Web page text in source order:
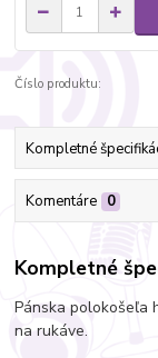
Číslo produktu:
Kompletné
Komentáre 0
Kompletné
Pánska polokošeľa
na rukáve.